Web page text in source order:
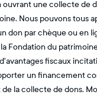
ouvrant une collecte de
Nous pouvons tous
don par chèque ou en
Fondation du
fiscaux
un financement
la collecte de dons.